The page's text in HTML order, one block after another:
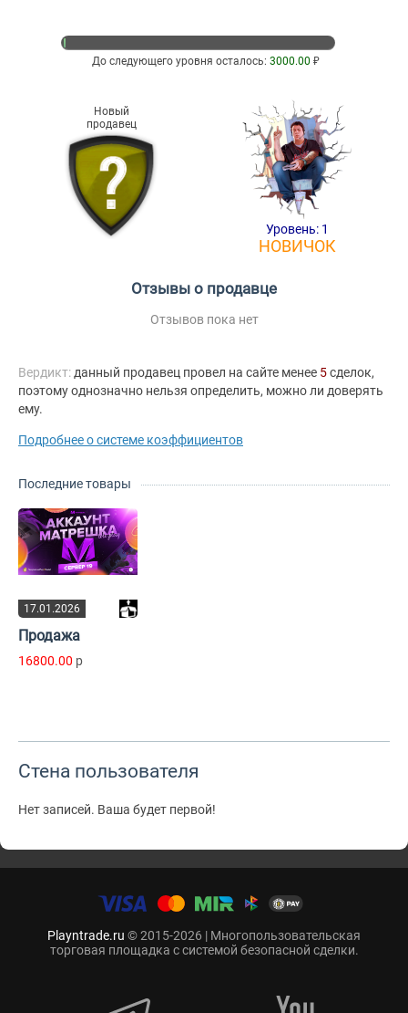
До следующего уровня осталось: 3000.00 ₽
Новый
продавец
Уровень: 1
НОВИЧОК
Отзывы о продавце
Отзывов пока нет
Вердикт: данный продавец провел на сайте менее 5сделок,
поэтому однозначно нельзя определить, можно ли доверять
ему.
Подробнее о системе коэффициентов
Последние товары
17.01.2026
Продажа
16800.00 p
Стена пользователя
Нет записей. Ваша будет первой!
Playntrade.ru © 2015-2026 | Многопользовательская
торговая площадка с системой безопасной сделки.